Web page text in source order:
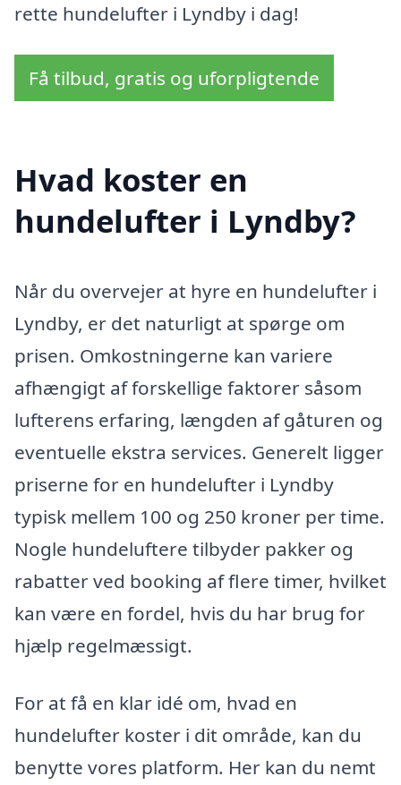
rette hundelufter i Lyndby i dag!
Få tilbud, gratis og uforpligtende
Hvad koster en
hundelufter i Lyndby?
Når du overvejer at hyre en hundelufter i
Lyndby, er det naturligt at spørge om
prisen. Omkostningerne kan variere
afhængigt af forskellige faktorer såsom
lufterens erfaring, længden af gåturen og
eventuelle ekstra services. Generelt ligger
priserne for en hundelufter i Lyndby
typisk mellem 100 og 250 kroner per time.
Nogle hundeluftere tilbyder pakker og
rabatter ved booking af flere timer, hvilket
kan være en fordel, hvis du har brug for
hjælp regelmæssigt.
For at få en klar idé om, hvad en
hundelufter koster i dit område, kan du
benytte vores platform. Her kan du nemt